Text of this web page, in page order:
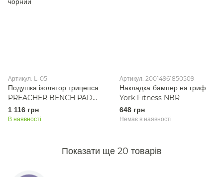
Артикул: L-05
Подушка ізолятор трицепса
PREACHER BENCH PAD
EZOUS L-05 чорний
1 116 грн
В наявності
Артикул: 20014961850509
Накладка-бампер на гриф
York Fitness NBR
648 грн
Немає в наявності
Показати ще 20 товарів